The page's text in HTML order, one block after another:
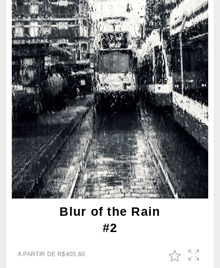
Blur of the Rain
#2
A PARTIR DE R$405,60